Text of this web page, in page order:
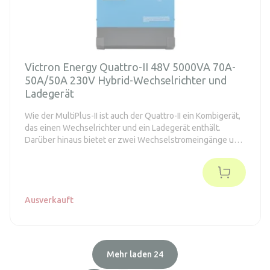
Victron Energy Quattro-II 48V 5000VA 70A-
50A/50A 230V Hybrid-Wechselrichter und
Ladegerät
Wie der MultiPlus-II ist auch der Quattro-II ein Kombigerät,
das einen Wechselrichter und ein Ladegerät enthält.
Darüber hinaus bietet er zwei Wechselstromeingänge und
Ausverkauft
Mehr laden 24